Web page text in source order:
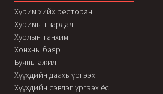
Хурим хийх ресторан
Хуримын зардал
Хурлын танхим
Хонхны баяр
Буяны ажил
Хүүхдийн даахь үргээх
Хүүхдийн сэвлэг үргээх ёс